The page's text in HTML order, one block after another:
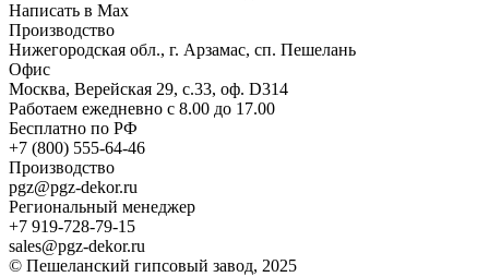
Написать в Max
Производство
Нижегородская обл., г. Арзамас, сп. Пешелань
Офис
Москва, Верейская 29, с.33, оф. D314
Работаем ежедневно с 8.00 до 17.00
Бесплатно по РФ
+7 (800) 555-64-46
Производство
pgz@pgz-dekor.ru
Региональный менеджер
+7 919-728-79-15
sales@pgz-dekor.ru
© Пешеланский гипсовый завод, 2025